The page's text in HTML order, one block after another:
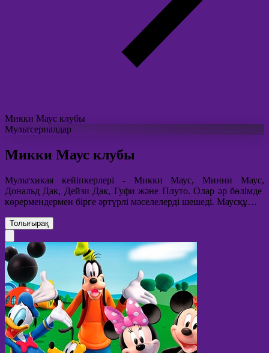
Микки Маус клубы
Мультсериалдар
Микки Маус клубы
Мультхикая кейіпкерлері - Микки Маус, Минни Маус,
Дональд Дак, Дейзи Дак, Гуфи және Плуто. Олар әр бөлімде
көрермендермен бірге әртүрлі мәселелерді шешеді. Маусқұ…
Толығырақ